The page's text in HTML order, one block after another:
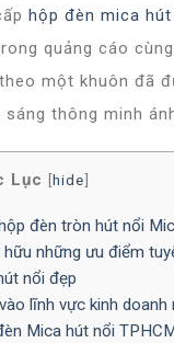
hộp đèn mica
quảng cáo
một khuôn đã
sáng thông minh
Lục [hide]
đèn tròn hút nổi
những ưu điểm
nổi đẹp
lĩnh vực kinh doanh
Mica hút nổi